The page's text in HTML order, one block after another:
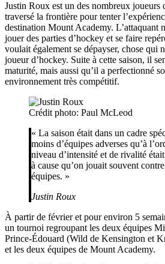
Justin Roux est un des nombreux joueurs
traversé la frontière pour tenter
destination Mount Academy. L’attaquant
jouer des parties d’hockey et se faire
voulait également se dépayser, chose qui
joueur d’hockey. Suite à cette saison, il
maturité, mais aussi qu’il a perfectionné
environnement très compétitif.
Crédit photo: Paul McLeod
« La saison était dans un cadre
moins d’équipes adverses qu’à
niveau d’intensité et de rivalité
à cause qu’on jouait souvent
équipes. »
Justin Roux
À partir de février et pour environ 5
un tournoi regroupant les deux équipes
Prince-Édouard (Wild de Kensington et
et les deux équipes de Mount Academy.